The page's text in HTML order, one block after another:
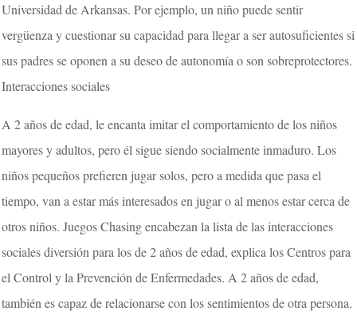
Universidad de Arkansas. Por ejemplo, un niño puede sentir
vergüenza y cuestionar su capacidad para llegar a ser autosuficientes si
sus padres se oponen a su deseo de autonomía o son sobreprotectores.
Interacciones sociales
A 2 años de edad, le encanta imitar el comportamiento de los niños
mayores y adultos, pero él sigue siendo socialmente inmaduro. Los
niños pequeños prefieren jugar solos, pero a medida que pasa el
tiempo, van a estar más interesados ​​en jugar o al menos estar cerca de
otros niños. Juegos Chasing encabezan la lista de las interacciones
sociales diversión para los de 2 años de edad, explica los Centros para
el Control y la Prevención de Enfermedades. A 2 años de edad,
también es capaz de relacionarse con los sentimientos de otra persona.